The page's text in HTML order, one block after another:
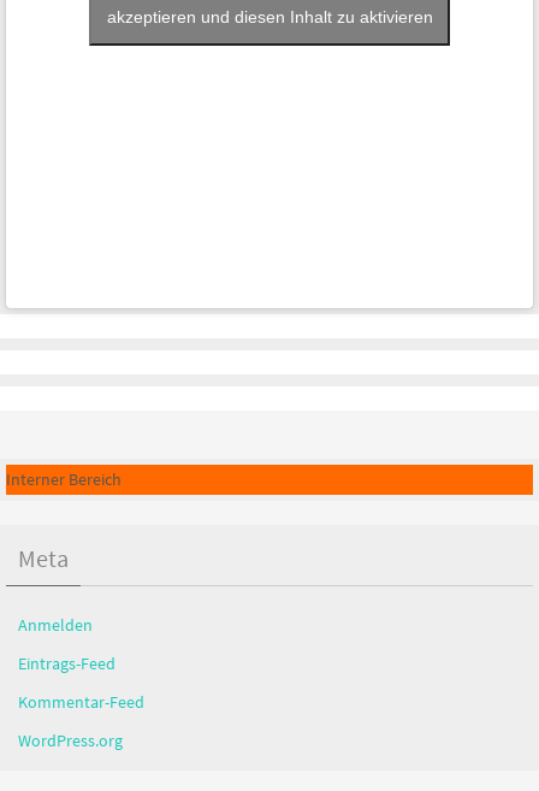
akzeptieren und diesen Inhalt zu aktivieren
Interner Bereich
Meta
Anmelden
Eintrags-Feed
Kommentar-Feed
WordPress.org